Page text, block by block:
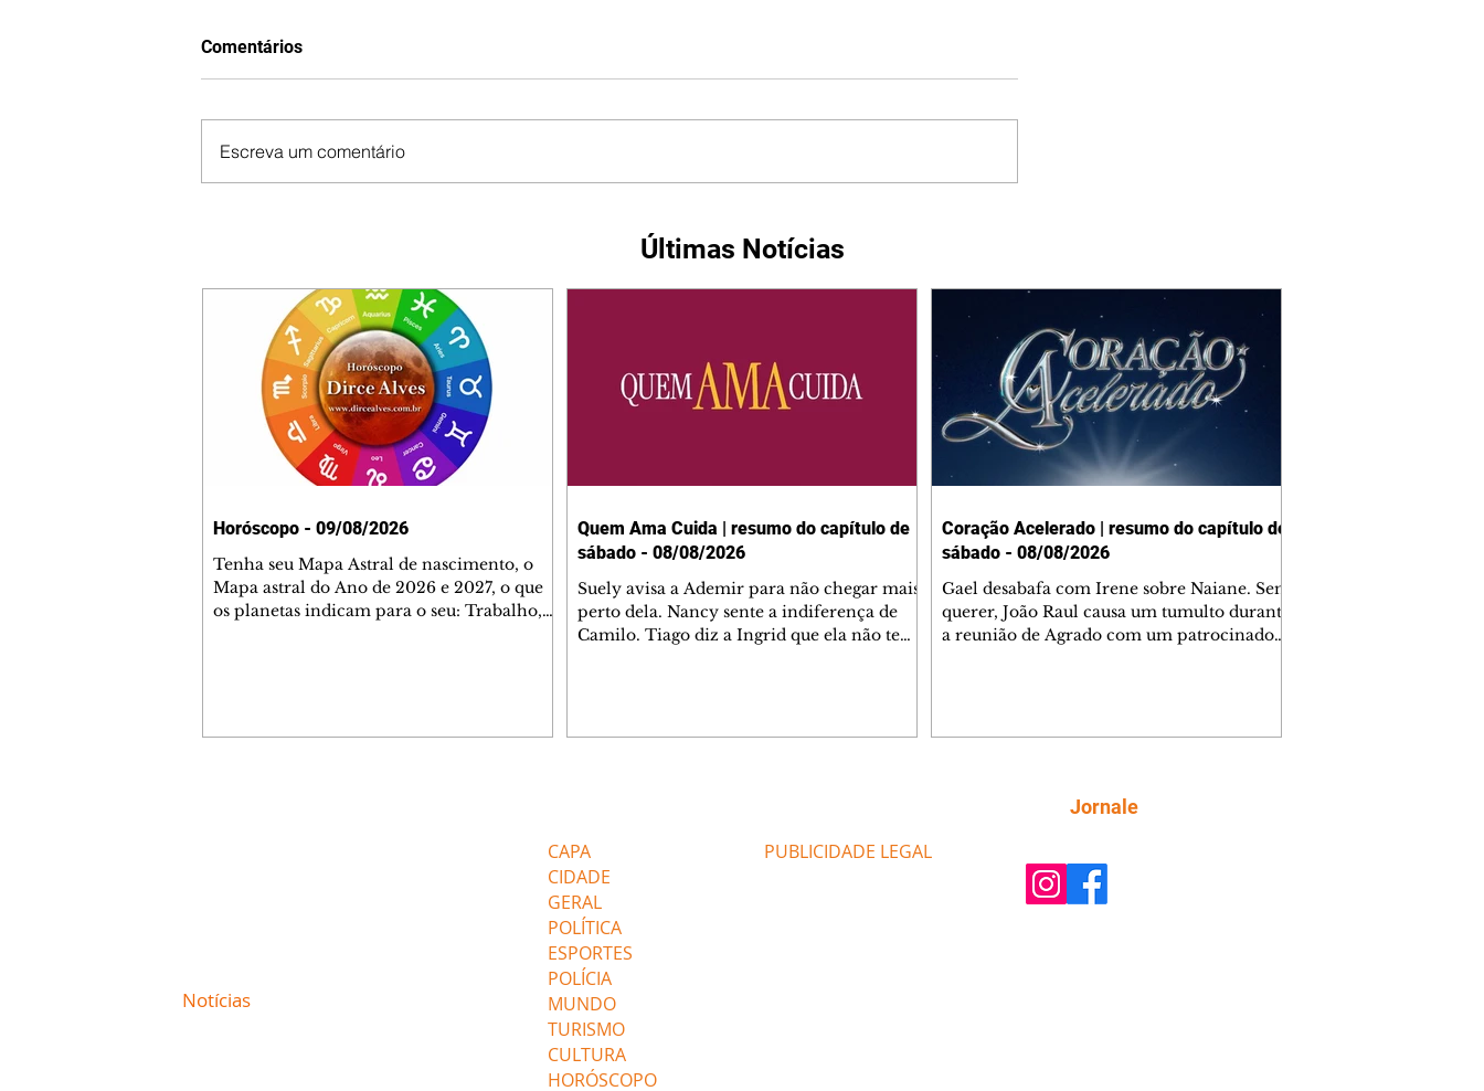
Comentários
Escreva um comentário
Últimas Notícias
Horóscopo - 09/08/2026
Tenha seu Mapa Astral de nascimento, o
Mapa astral do Ano de 2026 e 2027, o que
os planetas indicam para o seu: Trabalho,
Quem Ama Cuida | resumo do capítulo de
sábado - 08/08/2026
Suely avisa a Ademir para não chegar mais
perto dela. Nancy sente a indiferença de
Camilo. Tiago diz a Ingrid que ela não tem
que está feliz trabalhando no restaurante de
Nanc
Coração Acelerado | resumo do capítulo de
sábado - 08/08/2026
Gael desabafa com Irene sobre Naiane. Sem
querer, João Raul causa um tumulto durante
a reunião de Agrado com um patrocinador.
inventa para Agrado que não está
conseguindo conviver com seu sucesso, e
Notícias
CAPA
CIDADE
GERAL
POLÍTICA
ESPORTES
POLÍCIA
MUNDO
TURISMO
CULTURA
HORÓSCOPO
PUBLICIDADE LEGAL
Jornale